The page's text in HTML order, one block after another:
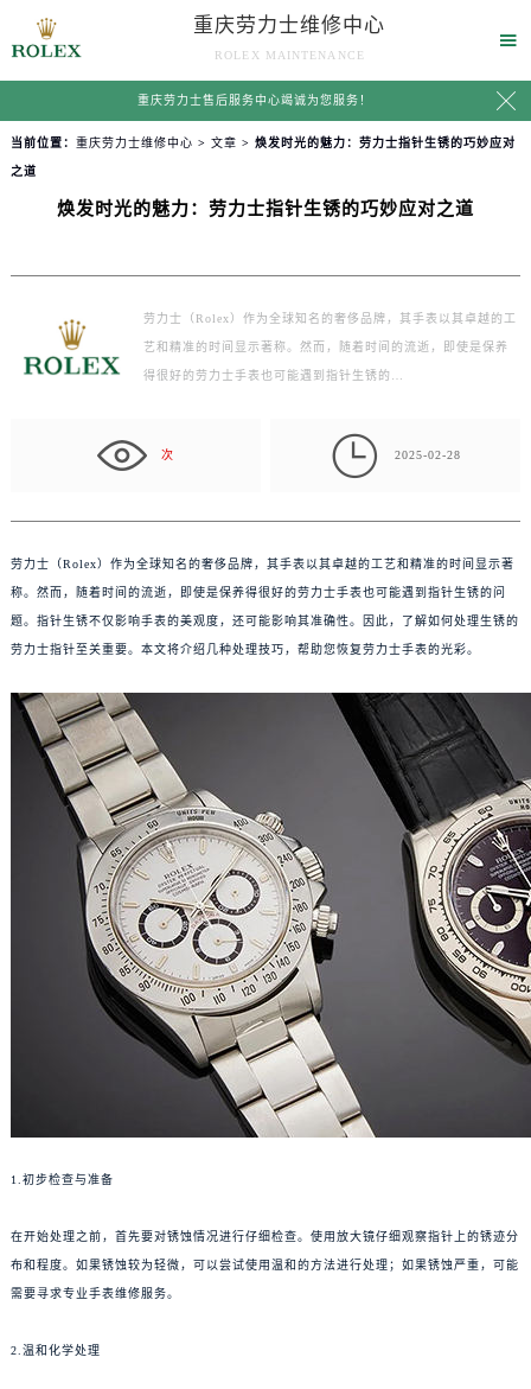
重庆劳力士维修中心
ROLEX MAINTENANCE

重庆劳力士售后服务中心竭诚为您服务！ 
当前位置： 重庆劳力士维修中心 > 文章 > 焕发时光的魅力：劳力士指针生锈的巧妙应对
之道
焕发时光的魅力：劳力士指针生锈的巧妙应对之道
劳力士（Rolex）作为全球知名的奢侈品牌，其手表以其卓越的工
艺和精准的时间显示著称。然而，随着时间的流逝，即使是保养
得很好的劳力士手表也可能遇到指针生锈的…
次  2025-02-28
劳力士（Rolex）作为全球知名的奢侈品牌，其手表以其卓越的工艺和精准的时间显示著
称。然而，随着时间的流逝，即使是保养得很好的劳力士手表也可能遇到指针生锈的问
题。指针生锈不仅影响手表的美观度，还可能影响其准确性。因此，了解如何处理生锈的
劳力士指针至关重要。本文将介绍几种处理技巧，帮助您恢复劳力士手表的光彩。
1.初步检查与准备
在开始处理之前，首先要对锈蚀情况进行仔细检查。使用放大镜仔细观察指针上的锈迹分
布和程度。如果锈蚀较为轻微，可以尝试使用温和的方法进行处理；如果锈蚀严重，可能
需要寻求专业手表维修服务。
2.温和化学处理